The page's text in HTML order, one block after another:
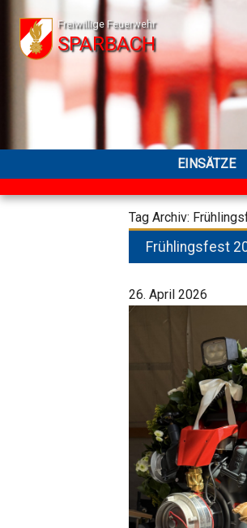
Freiwillige Feuerwehr
SPARBACH
EINSÄTZE
Tag Archiv:
Frühlingsfest
26. April 2026